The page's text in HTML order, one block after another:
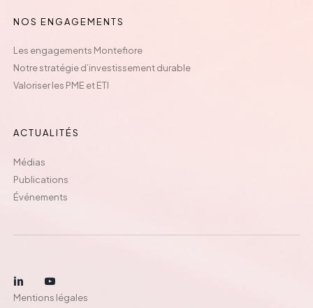
NOS ENGAGEMENTS
Les engagements Montefiore
Notre stratégie d’investissement durable
Valoriser les PME et ETI
ACTUALITÉS
Médias
Publications
Événements
Mentions légales